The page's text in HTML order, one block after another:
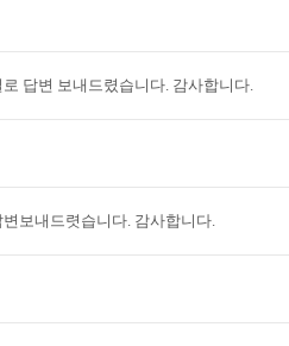
답변 보내드렸습니다. 감사합니다.
보내드렷습니다. 감사합니다.